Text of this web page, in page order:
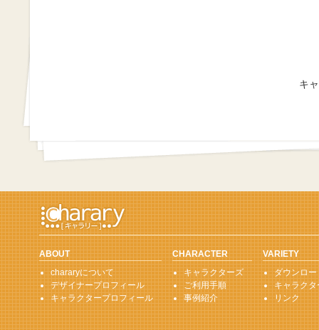
キ
ABOUT
chararyについて
デザイナープロフィール
キャラクタープロフィール
CHARACTER
キャラクターズ
ご利用手順
事例紹介
VARIETY
ダウンロ
キャラク
リンク